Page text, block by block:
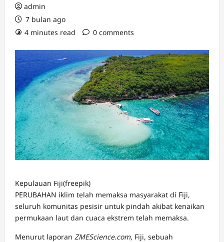
admin
7 bulan ago
4 minutes read
0 comments
Kepulauan Fiji(freepik)
PERUBAHAN iklim telah memaksa masyarakat di Fiji,
seluruh komunitas pesisir untuk pindah akibat kenaikan
permukaan laut dan cuaca ekstrem telah memaksa.
Menurut laporan ZMEScience.com, Fiji, sebuah